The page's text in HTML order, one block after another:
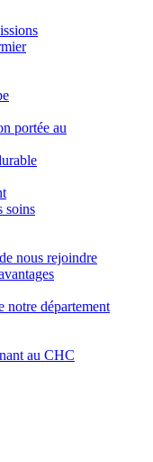
portée au
soins
nous rejoindre
notre département
au CHC